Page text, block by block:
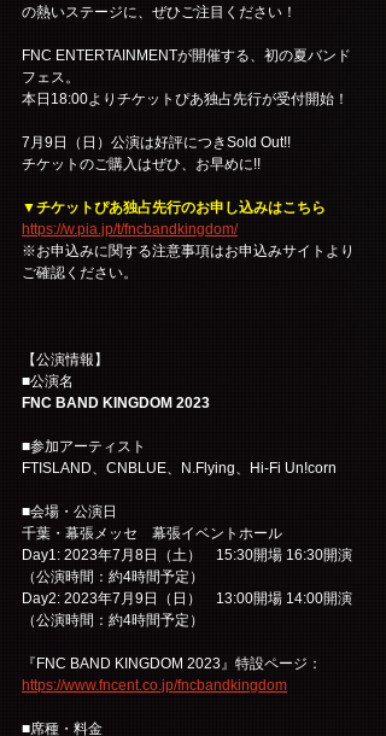
の熱いステージに、ぜひご注目ください！
FNC ENTERTAINMENTが開催する、初の夏バンド
フェス。
本日18:00よりチケットぴあ独占先行が受付開始！
7月9日（日）公演は好評につきSold Out!!
チケットのご購入はぜひ、お早めに!!
▼チケットぴあ独占先行のお申し込みはこちら
https://w.pia.jp/t/fncbandkingdom/
※お申込みに関する注意事項はお申込みサイトより
ご確認ください。
【公演情報】
■公演名
FNC BAND KINGDOM 2023
■参加アーティスト
FTISLAND、CNBLUE、N.Flying、Hi-Fi Un!corn
■会場・公演日
千葉・幕張メッセ　幕張イベントホール
Day1: 2023年7月8日（土）　15:30開場 16:30開演
（公演時間：約4時間予定）
Day2: 2023年7月9日（日）　13:00開場 14:00開演
（公演時間：約4時間予定）
『FNC BAND KINGDOM 2023』特設ページ：
https://www.fncent.co.jp/fncbandkingdom
■席種・料金